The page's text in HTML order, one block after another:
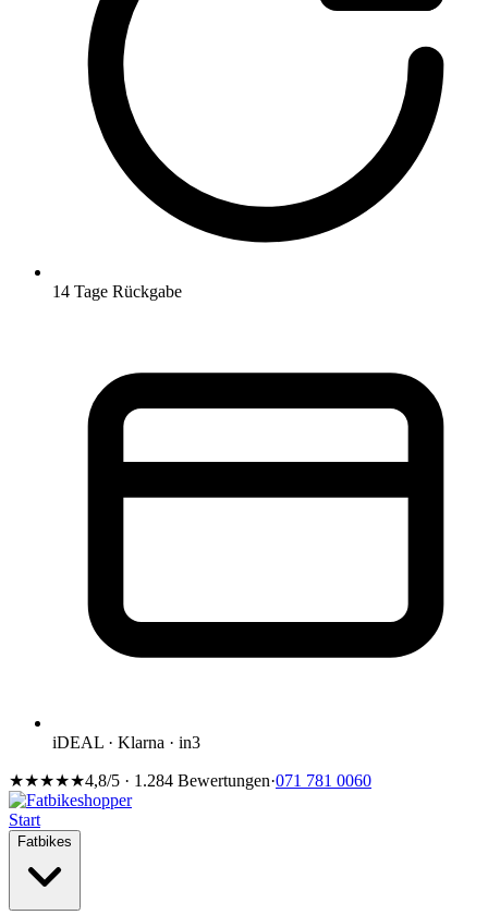
14 Tage Rückgabe
iDEAL · Klarna · in3
★★★★★4,8/5 · 1.284 Bewertungen·071 781 0060
Start
Fatbikes